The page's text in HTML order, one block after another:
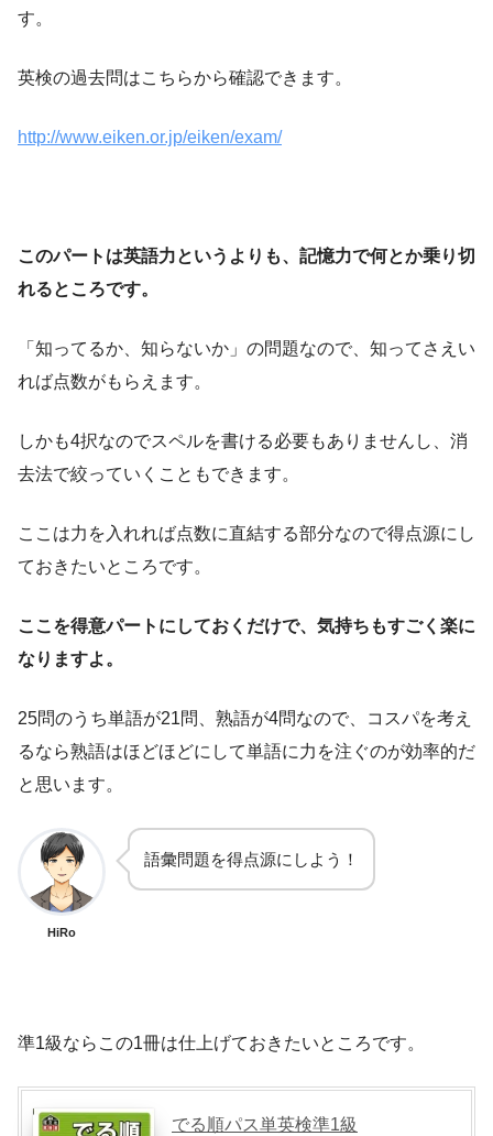
す。
英検の過去問はこちらから確認できます。
http://www.eiken.or.jp/eiken/exam/
このパートは英語力というよりも、記憶力で何とか乗り切
れるところです。
「知ってるか、知らないか」の問題なので、知ってさえい
れば点数がもらえます。
しかも4択なのでスペルを書ける必要もありませんし、消
去法で絞っていくこともできます。
ここは力を入れれば点数に直結する部分なので得点源にし
ておきたいところです。
ここを得意パートにしておくだけで、気持ちもすごく楽に
なりますよ。
25問のうち単語が21問、熟語が4問なので、コスパを考え
るなら熟語はほどほどにして単語に力を注ぐのが効率的だ
と思います。
HiRo
語彙問題を得点源にしよう！
準1級ならこの1冊は仕上げておきたいところです。
でる順パス単英検準1級